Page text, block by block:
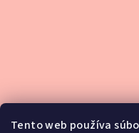
Tento web používa